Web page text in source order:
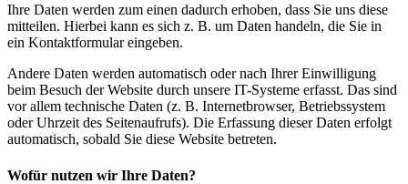
Ihre Daten werden zum einen dadurch erhoben, dass Sie uns diese
mitteilen. Hierbei kann es sich z. B. um Daten handeln, die Sie in
ein Kontaktformular eingeben.
Andere Daten werden automatisch oder nach Ihrer Einwilligung
beim Besuch der Website durch unsere IT-Systeme erfasst. Das sind
vor allem technische Daten (z. B. Internetbrowser, Betriebssystem
oder Uhrzeit des Seitenaufrufs). Die Erfassung dieser Daten erfolgt
automatisch, sobald Sie diese Website betreten.
Wofür nutzen wir Ihre Daten?